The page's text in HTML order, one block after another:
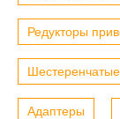
Редукторы
Адаптеры